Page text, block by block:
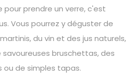
prendre un verre, c'est
Vous pourrez y déguster de
du vin et des jus naturels,
bruschettas, des
ou de simples tapas.